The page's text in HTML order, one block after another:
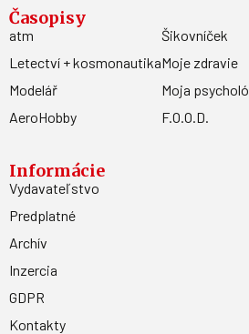
Časopisy
atm
Letectví + kosmonautika
Modelář
AeroHobby
Šikovníček
Moje zdravie
Moja
F.O.O.D.
Informácie
Vydavateľstvo
Predplatné
Archív
Inzercia
GDPR
Kontakty